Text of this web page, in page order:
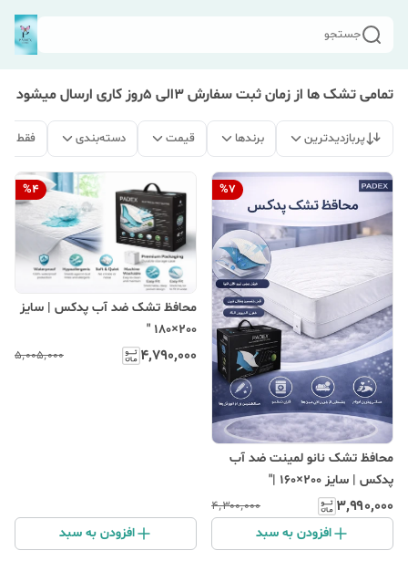
جستجو
تمامی تشک ها از زمان ثبت سفارش 3الی 5روز کاری ارسال میشود
پربازدیدترین برندها قیمت دسته‌بندی فقط
%7
محافظ تشک نانو لمینت ضد آب
پدکس | سایز 200×160 |"
۳٬۹۹۰٬۰۰۰ ۴٬۳۰۰٬۰۰۰
افزودن به سبد
%4
محافظ تشک ضد آب پدکس | سایز
200×180 "
۴٬۷۹۰٬۰۰۰ ۵٬۰۰۵٬۰۰۰
افزودن به سبد